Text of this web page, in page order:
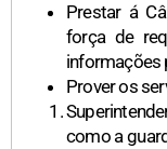
Prestar á
força de
informações
Prover os
como a